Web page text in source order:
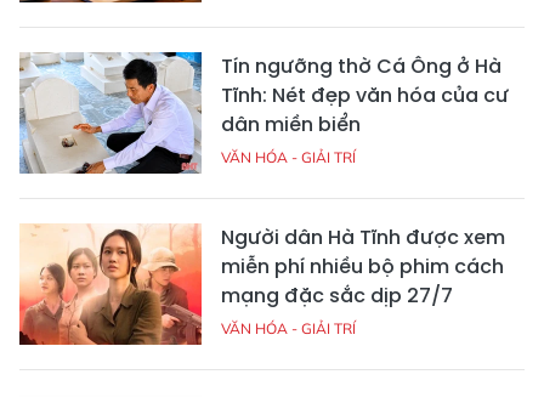
Tín ngưỡng thờ Cá Ông ở Hà
Tĩnh: Nét đẹp văn hóa của cư
dân miền biển
VĂN HÓA - GIẢI TRÍ
Người dân Hà Tĩnh được xem
miễn phí nhiều bộ phim cách
mạng đặc sắc dịp 27/7
VĂN HÓA - GIẢI TRÍ